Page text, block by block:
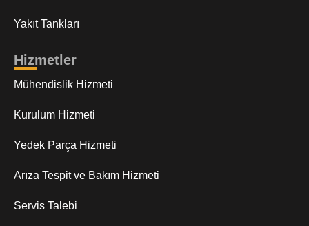
Yakıt Tankları
Hizmetler
Mühendislik Hizmeti
Kurulum Hizmeti
Yedek Parça Hizmeti
Arıza Tespit ve Bakım Hizmeti
Servis Talebi